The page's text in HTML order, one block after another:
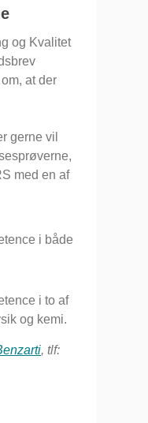
og Kvalitet
at der
gerne vil
med en af
i både
i to af
og kemi.
, tlf: